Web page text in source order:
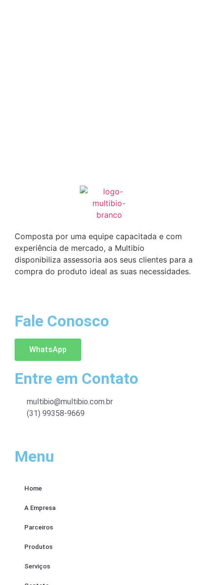
Composta por uma equipe capacitada e com
experiência de mercado, a Multibio
disponibiliza assessoria aos seus clientes para a
compra do produto ideal as suas necessidades.
Fale Conosco
WhatsApp
Entre em Contato
multibio@multibio.com.br
(31) 99358-9669
Menu
Home
A Empresa
Parceiros
Produtos
Serviços